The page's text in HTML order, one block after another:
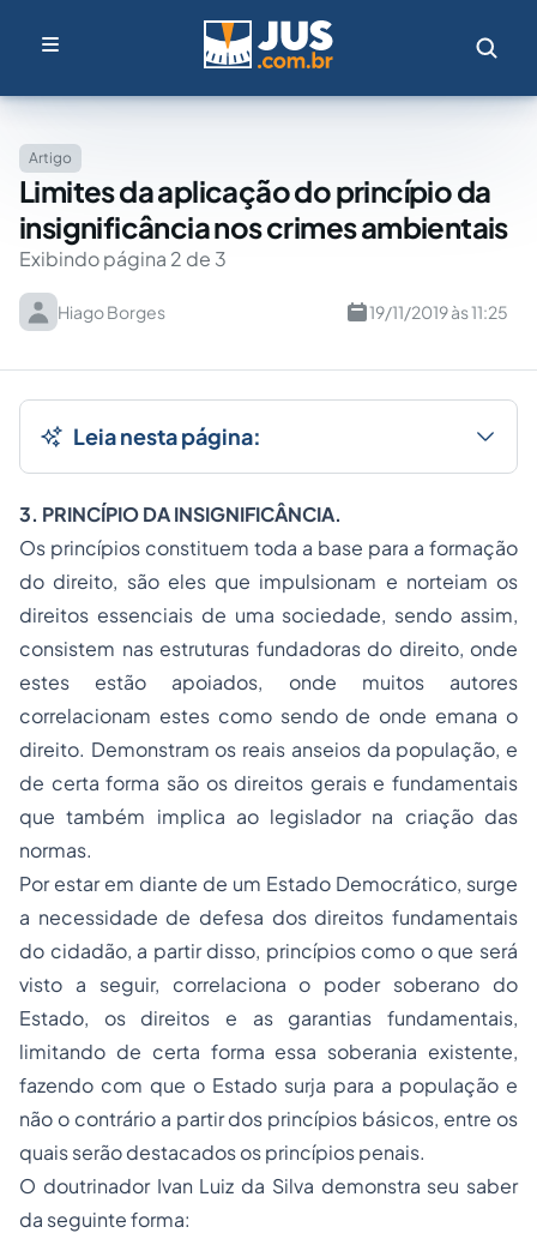
Artigo
Limites da aplicação do princípio da
insignificância nos crimes ambientais
Exibindo página 2 de 3
Hiago Borges 19/11/2019 às 11:25
Leia nesta página:
3. PRINCÍPIO DA INSIGNIFICÂNCIA.
Os princípios constituem toda a base para a formação
do direito, são eles que impulsionam e norteiam os
direitos essenciais de uma sociedade, sendo assim,
consistem nas estruturas fundadoras do direito, onde
estes estão apoiados, onde muitos autores
correlacionam estes como sendo de onde emana o
direito. Demonstram os reais anseios da população, e
de certa forma são os direitos gerais e fundamentais
que também implica ao legislador na criação das
normas.
Por estar em diante de um Estado Democrático, surge
a necessidade de defesa dos direitos fundamentais
do cidadão, a partir disso, princípios como o que será
visto a seguir, correlaciona o poder soberano do
Estado, os direitos e as garantias fundamentais,
limitando de certa forma essa soberania existente,
fazendo com que o Estado surja para a população e
não o contrário a partir dos princípios básicos, entre os
quais serão destacados os princípios penais.
O doutrinador Ivan Luiz da Silva demonstra seu saber
da seguinte forma: